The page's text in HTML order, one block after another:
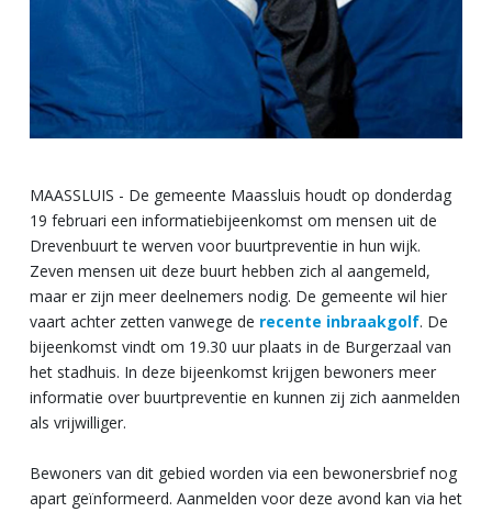
MAASSLUIS - De gemeente Maassluis houdt op donderdag
19 februari een informatiebijeenkomst om mensen uit de
Drevenbuurt te werven voor buurtpreventie in hun wijk.
Zeven mensen uit deze buurt hebben zich al aangemeld,
maar er zijn meer deelnemers nodig. De gemeente wil hier
vaart achter zetten vanwege de recente inbraakgolf. De
bijeenkomst vindt om 19.30 uur plaats in de Burgerzaal van
het stadhuis. In deze bijeenkomst krijgen bewoners meer
informatie over buurtpreventie en kunnen zij zich aanmelden
als vrijwilliger.
Bewoners van dit gebied worden via een bewonersbrief nog
apart geïnformeerd. Aanmelden voor deze avond kan via het